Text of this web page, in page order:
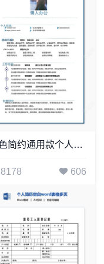
蓝色简约通用款个人简历Word模板
8178 606